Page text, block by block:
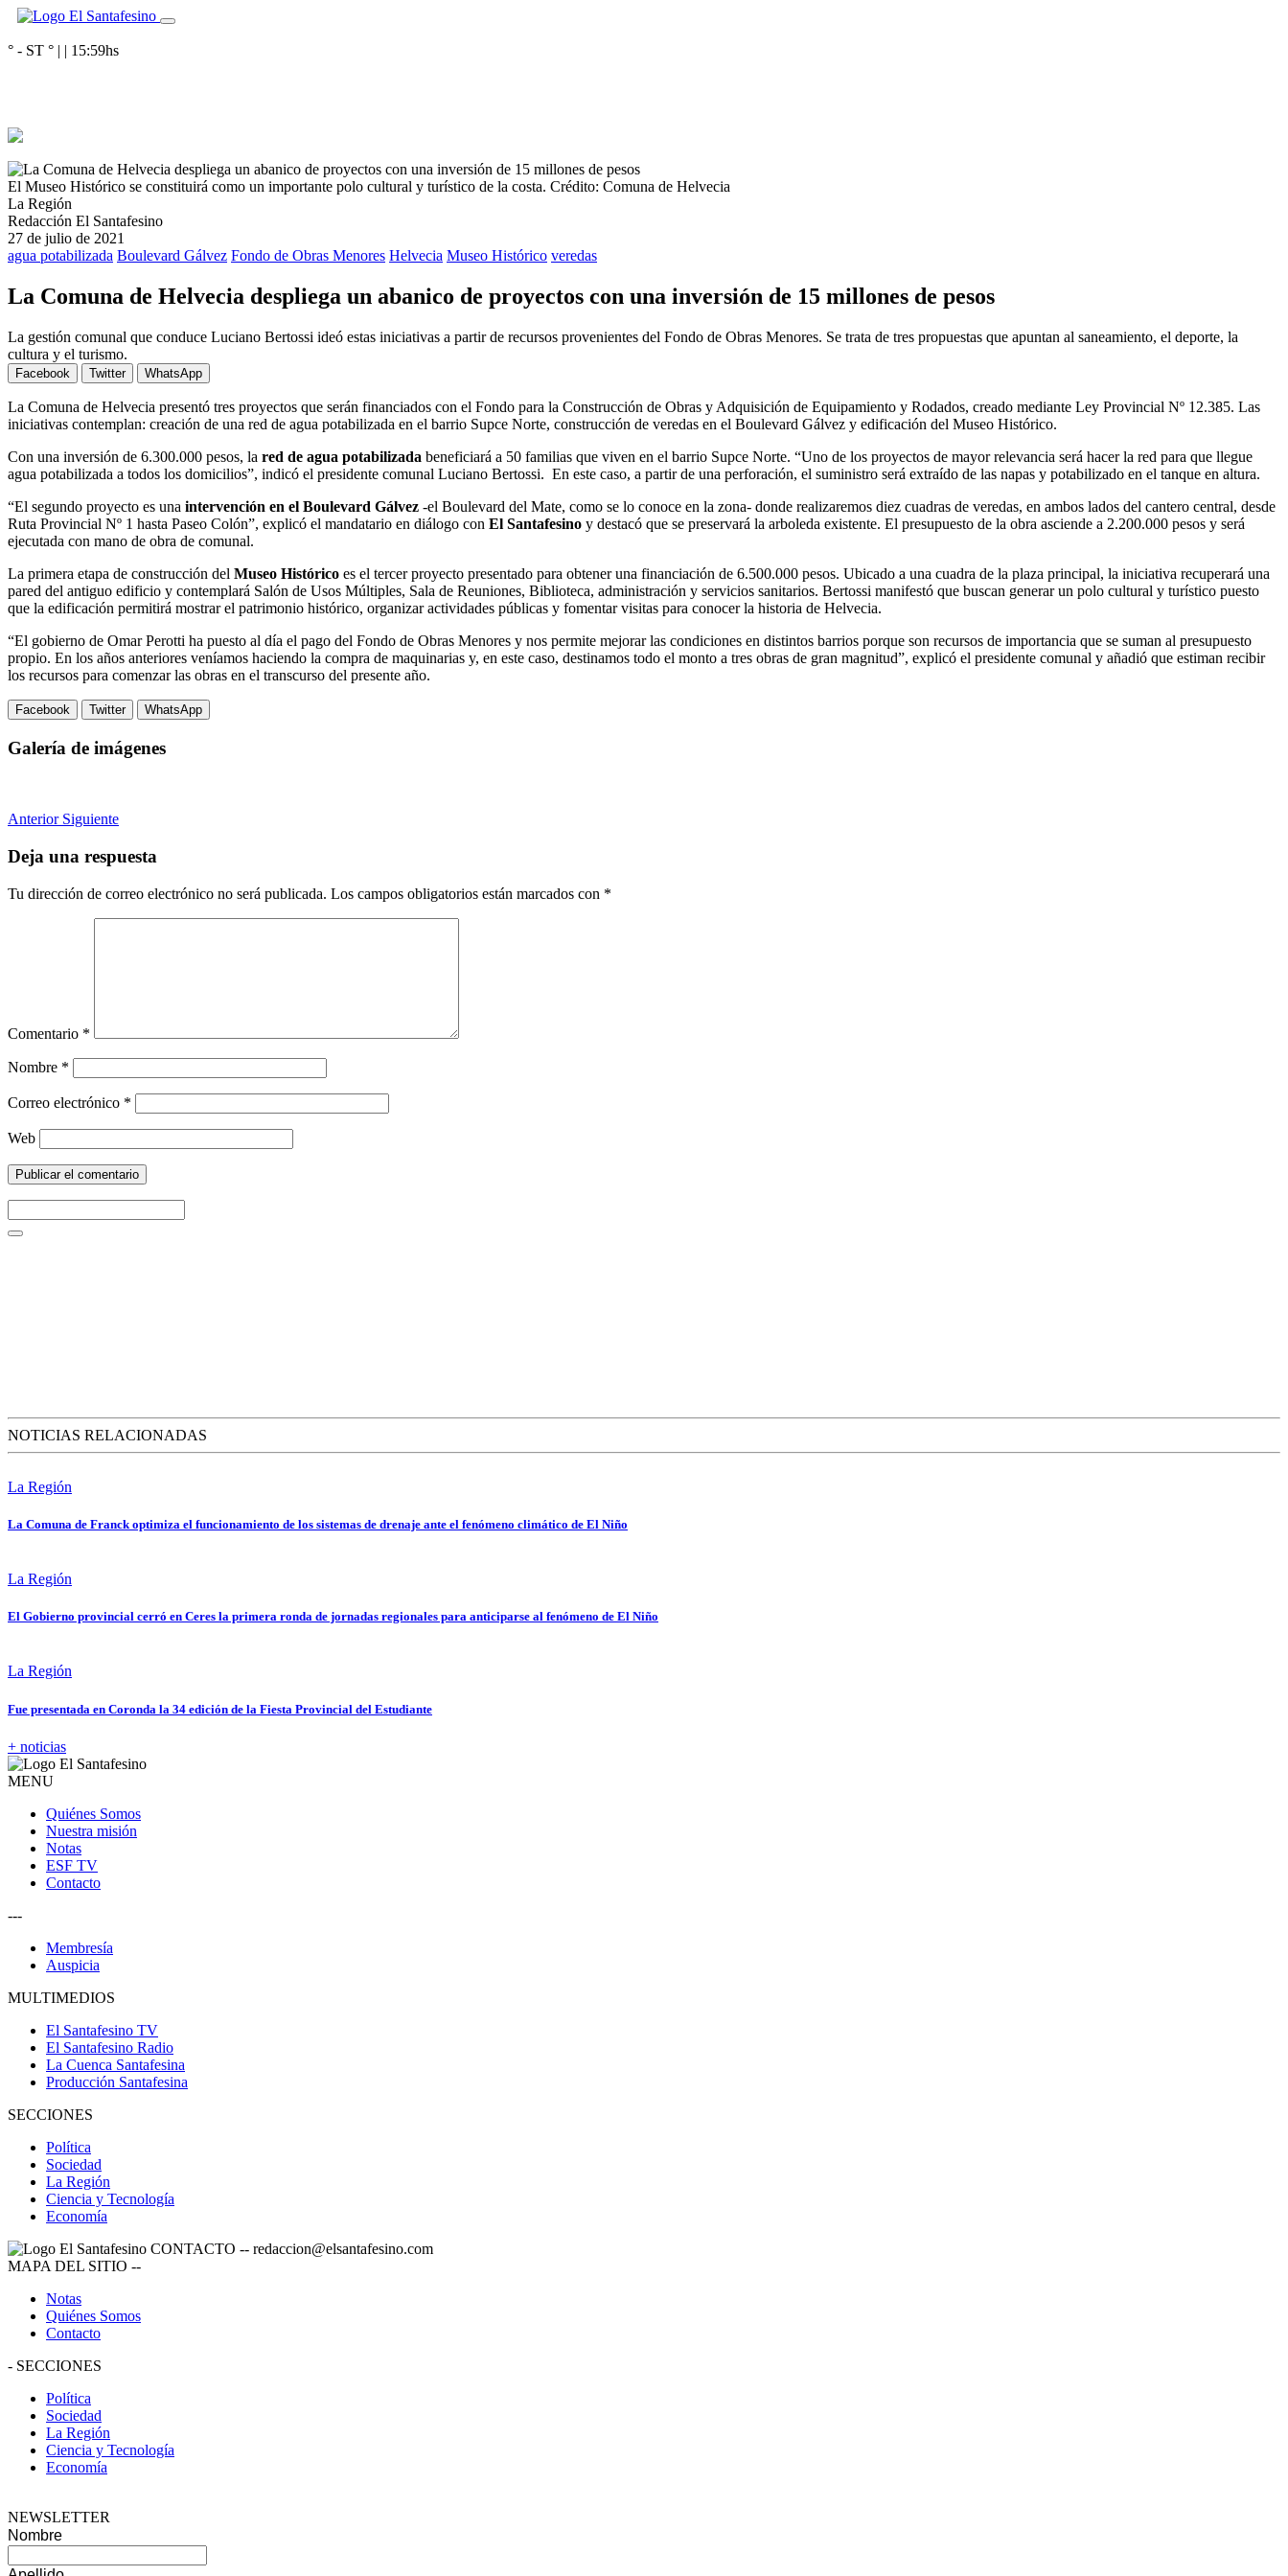
° - ST ° | | 15:59hs
El Museo Histórico se constituirá como un importante polo cultural y turístico de la costa. Crédito: Comuna de Helvecia
La Región
Redacción El Santafesino
27 de julio de 2021
agua potabilizada Boulevard Gálvez Fondo de Obras Menores Helvecia Museo Histórico veredas
La Comuna de Helvecia despliega un abanico de proyectos con una inversión de 15 millones de pesos
La gestión comunal que conduce Luciano Bertossi ideó estas iniciativas a partir de recursos provenientes del Fondo de Obras Menores. Se trata de tres propuestas que apuntan al saneamiento, el deporte, la
cultura y el turismo.
Facebook Twitter WhatsApp
La Comuna de Helvecia presentó tres proyectos que serán financiados con el Fondo para la Construcción de Obras y Adquisición de Equipamiento y Rodados, creado mediante Ley Provincial Nº 12.385. Las
iniciativas contemplan: creación de una red de agua potabilizada en el barrio Supce Norte, construcción de veredas en el Boulevard Gálvez y edificación del Museo Histórico.
Con una inversión de 6.300.000 pesos, la red de agua potabilizada beneficiará a 50 familias que viven en el barrio Supce Norte. “Uno de los proyectos de mayor relevancia será hacer la red para que llegue
agua potabilizada a todos los domicilios”, indicó el presidente comunal Luciano Bertossi. En este caso, a partir de una perforación, el suministro será extraído de las napas y potabilizado en el tanque en altura.
“El segundo proyecto es una intervención en el Boulevard Gálvez -el Boulevard del Mate, como se lo conoce en la zona- donde realizaremos diez cuadras de veredas, en ambos lados del cantero central, desde
Ruta Provincial Nº 1 hasta Paseo Colón”, explicó el mandatario en diálogo con El Santafesino y destacó que se preservará la arboleda existente. El presupuesto de la obra asciende a 2.200.000 pesos y será
ejecutada con mano de obra de comunal.
La primera etapa de construcción del Museo Histórico es el tercer proyecto presentado para obtener una financiación de 6.500.000 pesos. Ubicado a una cuadra de la plaza principal, la iniciativa recuperará una
pared del antiguo edificio y contemplará Salón de Usos Múltiples, Sala de Reuniones, Biblioteca, administración y servicios sanitarios. Bertossi manifestó que buscan generar un polo cultural y turístico puesto
que la edificación permitirá mostrar el patrimonio histórico, organizar actividades públicas y fomentar visitas para conocer la historia de Helvecia.
“El gobierno de Omar Perotti ha puesto al día el pago del Fondo de Obras Menores y nos permite mejorar las condiciones en distintos barrios porque son recursos de importancia que se suman al presupuesto
propio. En los años anteriores veníamos haciendo la compra de maquinarias y, en este caso, destinamos todo el monto a tres obras de gran magnitud”, explicó el presidente comunal y añadió que estiman recibir
los recursos para comenzar las obras en el transcurso del presente año.
Facebook Twitter WhatsApp
Galería de imágenes
Anterior Siguiente
Deja una respuesta
Tu dirección de correo electrónico no será publicada. Los campos obligatorios están marcados con *
Comentario *
Nombre *
Correo electrónico *
Web
NOTICIAS RELACIONADAS
La Región
La Comuna de Franck optimiza el funcionamiento de los sistemas de drenaje ante el fenómeno climático de El Niño
La Región
El Gobierno provincial cerró en Ceres la primera ronda de jornadas regionales para anticiparse al fenómeno de El Niño
La Región
Fue presentada en Coronda la 34 edición de la Fiesta Provincial del Estudiante
+ noticias
MENU
Quiénes Somos
Nuestra misión
Notas
ESF TV
Contacto
---
Membresía
Auspicia
MULTIMEDIOS
El Santafesino TV
El Santafesino Radio
La Cuenca Santafesina
Producción Santafesina
SECCIONES
Política
Sociedad
La Región
Ciencia y Tecnología
Economía
CONTACTO -- redaccion@elsantafesino.com
MAPA DEL SITIO --
Notas
Quiénes Somos
Contacto
- SECCIONES
Política
Sociedad
La Región
Ciencia y Tecnología
Economía
NEWSLETTER
Nombre